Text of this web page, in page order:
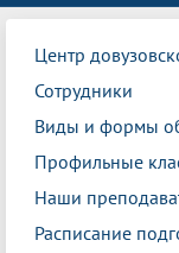
Центр
Сотрудники
Виды и формы
Профильные
Наши
Расписание